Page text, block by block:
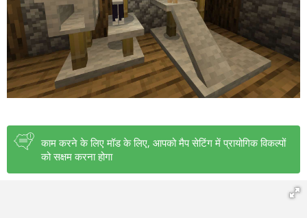
काम करने के लिए मॉड के लिए, आपको मैप सेटिंग में प्रायोगिक विकल्पों
को सक्षम करना होगा